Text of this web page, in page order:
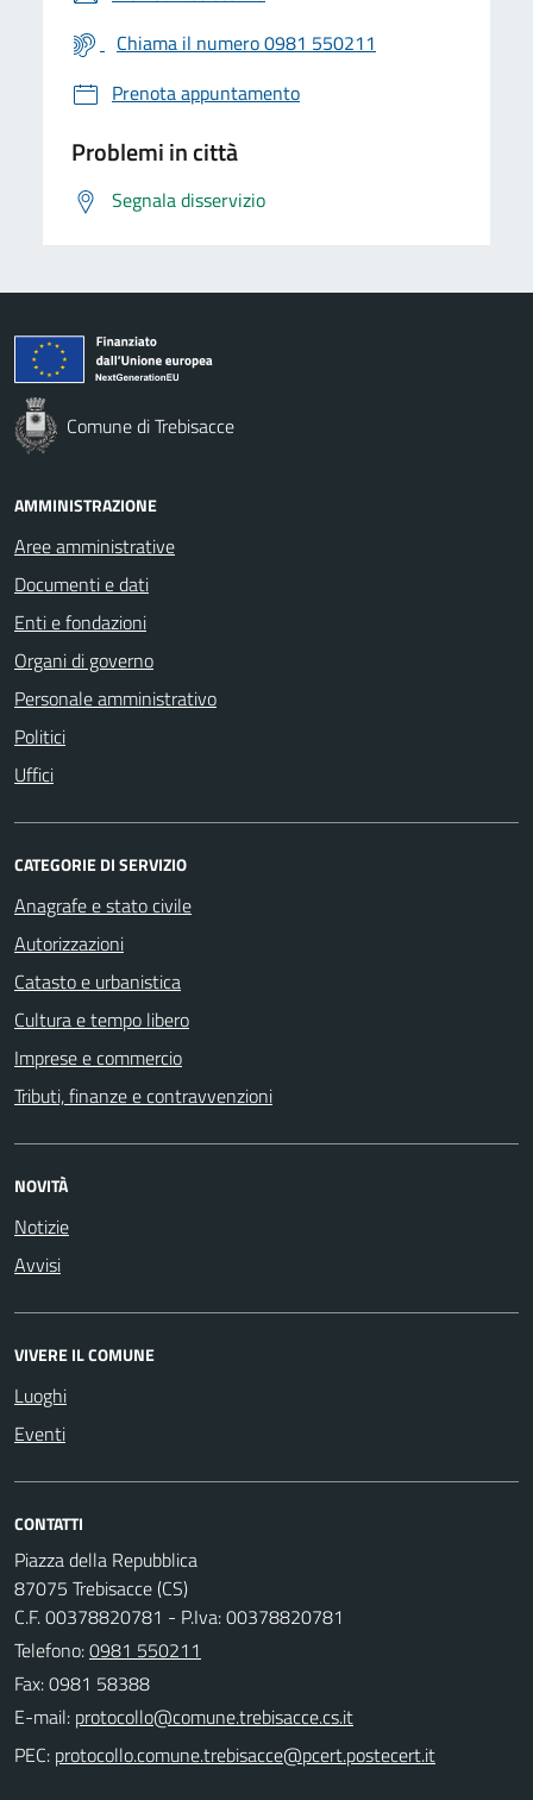
Chiama il numero 0981 550211
Prenota appuntamento
Problemi in città
Segnala disservizio
Comune di Trebisacce
AMMINISTRAZIONE
Aree amministrative
Documenti e dati
Enti e fondazioni
Organi di governo
Personale amministrativo
Politici
Uffici
CATEGORIE DI SERVIZIO
Anagrafe e stato civile
Autorizzazioni
Catasto e urbanistica
Cultura e tempo libero
Imprese e commercio
Tributi, finanze e contravvenzioni
NOVITÀ
Notizie
Avvisi
VIVERE IL COMUNE
Luoghi
Eventi
CONTATTI
Piazza della Repubblica
87075 Trebisacce (CS)
C.F. 00378820781 - P.Iva: 00378820781
Telefono:0981 550211
Fax: 0981 58388
E-mail:
PEC: